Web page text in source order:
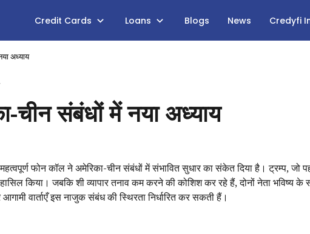
Credit Cards Loans Blogs News Credyfi
अध्याय
चीन संबंधों में नया अध्याय
फोन कॉल ने अमेरिका-चीन संबंधों में संभावित सुधार का संकेत दिया है। ट्रम्प, जो
किया। जबकि शी व्यापार तनाव कम करने की कोशिश कर रहे हैं, दोनों नेता भविष्य
वार्ताएँ इस नाजुक संबंध की स्थिरता निर्धारित कर सकती हैं।